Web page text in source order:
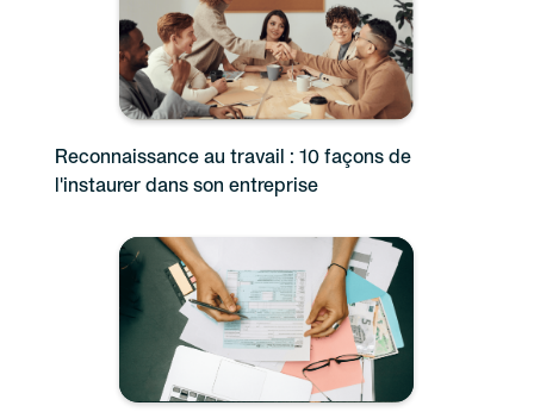
Reconnaissance au travail : 10 façons de
l'instaurer dans son entreprise